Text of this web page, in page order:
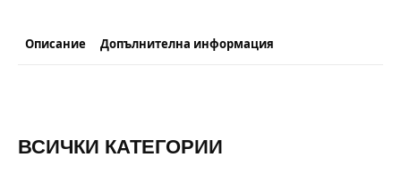
Описание Допълнителна информация
ВСИЧКИ КАТЕГОРИИ